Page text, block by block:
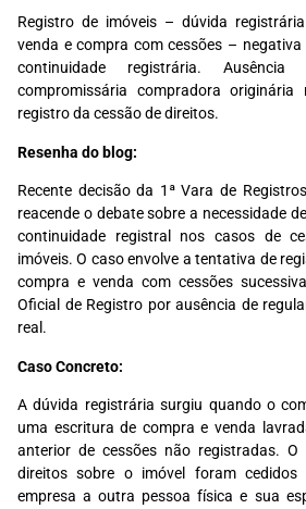
Registro de imóveis – dúvida
venda e compra com cessões –
continuidade registrária.
compromissária compradora
registro da cessão de direitos.
Resenha do blog:
Recente decisão da 1ª Vara de
reacende o debate sobre a necessidade
continuidade registral nos casos de
imóveis. O caso envolve a tentativa de
compra e venda com cessões
Oficial de Registro por ausência de
real.
Caso Concreto:
A dúvida registrária surgiu quando o
uma escritura de compra e venda
anterior de cessões não registradas.
direitos sobre o imóvel foram cedidos
empresa a outra pessoa física e sua